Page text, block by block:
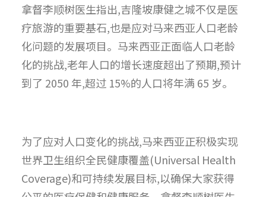
拿督李顺树医生指出,吉隆坡康健之城不仅是医
疗旅游的重要基石,也是应对马来西亚人口老龄
化问题的发展项目。马来西亚正面临人口老龄
化的挑战,老年人口的增长速度超出了预期,预计
到了 2050 年,超过 15%的人口将年满 65 岁。
为了应对人口变化的挑战,马来西亚正积极实现
世界卫生组织全民健康覆盖(Universal Health
Coverage)和可持续发展目标,以确保大家获得